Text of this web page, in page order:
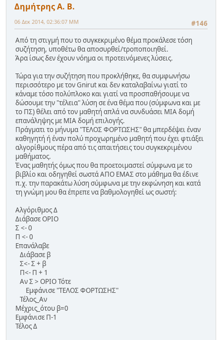
Δημήτρης Α. Β.
#146
06 Δεκ 2014, 02:36:07 ΜΜ
Από τη στιγμή που το συγκεκριμένο θέμα προκάλεσε τόση
συζήτηση, υποθέτω θα αποσυρθεί/τροποποιηθεί.
Άρα ίσως δεν έχουν νόημα οι προτεινόμενες λύσεις.
Τώρα για την συζήτηση που προκλήθηκε, θα συμφωνήσω
περισσότερο με τον Gnirut και δεν καταλαβαίνω γιατί το
κάναμε τόσο πολύπλοκο και γιατί να προσπαθήσουμε να
δώσουμε την "τέλεια" λύση σε ένα θέμα που (σύμφωνα και με
το ΠΣ) θέλει από τον μαθητή απλά να συνδυάσει ΜΙΑ δομή
επανάληψης με ΜΙΑ δομή επιλογής.
Πράγματι το μήνυμα "ΤΕΛΟΣ ΦΟΡΤΩΣΗΣ" θα μπερδέψει έναν
καθηγητή ή έναν πολύ προχωρημένο μαθητή που έχει φτιάξει
αλγορίθμους πέρα από τις απαιτήσεις του συγκεκριμένου
μαθήματος.
Ένας μαθητής όμως που θα προετοιμαστεί σύμφωνα με το
βιβλίο και οδηγηθεί σωστά ΑΠΟ ΕΜΑΣ στο μάθημα θα έδινε
π.χ. την παρακάτω λύση σύμφωνα με την εκφώνηση και κατά
τη γνώμη μου θα έπρεπε να βαθμολογηθεί ως σωστή:
Αλγόριθμος Δ
Διάβασε ΟΡΙΟ
Σ <- 0
Π <- 0
Επανάλαβε
Διάβασε β
Σ<- Σ + β
Π<- Π + 1
Αν Σ > ΟΡΙΟ Τότε
Εμφάνισε "ΤΕΛΟΣ ΦΟΡΤΩΣΗΣ"
Τέλος_Αν
Μέχρις_ότου β=0
Εμφάνισε Π-1
Τέλος Δ